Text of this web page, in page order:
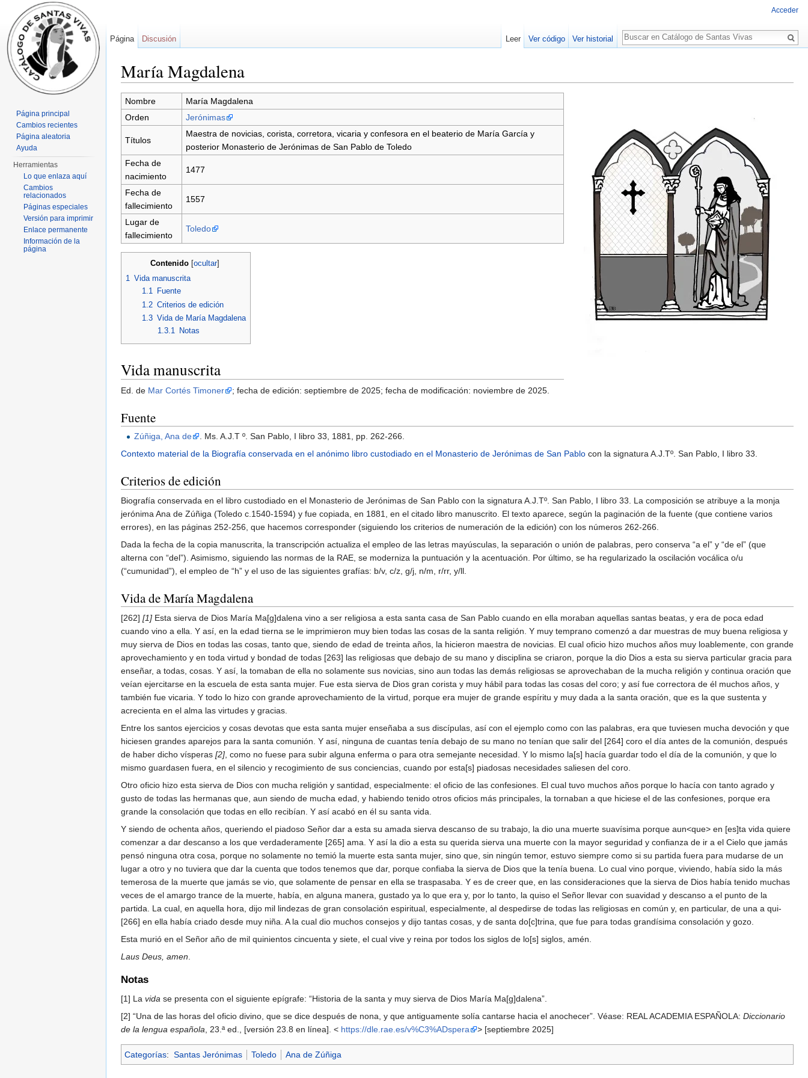
María Magdalena
Nombre
María Magdalena
Orden
Jerónimas
Títulos
Maestra de novicias, corista, corretora, vicaria y confesora en el beaterio de María García y
posterior Monasterio de Jerónimas de San Pablo de Toledo
Fecha de
nacimiento
1477
Fecha de
fallecimiento
1557
Lugar de
fallecimiento
Toledo
Contenido[ ocultar]
1 Vida manuscrita
1.1
Fuente
1.2 Criterios de edición
1.3 Vida de María Magdalena
1.3.1 Notas
Vida manuscrita
Ed. de Mar Cortés Timoner ; fecha de edición: septiembre de 2025; fecha de modificación: noviembre de 2025.
Fuente
Zúñiga, Ana de
. Ms. A.J.T º. San Pablo, I libro 33, 1881, pp. 262-266.
Contexto material de la Biografía conservada en el anónimo libro custodiado en el Monasterio de Jerónimas de San Pablo con la signatura A.J.Tº. San Pablo, I libro 33.
Criterios de edición
Biografía conservada en el libro custodiado en el Monasterio de Jerónimas de San Pablo con la signatura A.J.Tº. San Pablo, I libro 33. La composición se atribuye a la monja
jerónima Ana de Zúñiga (Toledo c.1540-1594) y fue copiada, en 1881, en el citado libro manuscrito. El texto aparece, según la paginación de la fuente (que contiene varios
errores), en las páginas 252-256, que hacemos corresponder (siguiendo los criterios de numeración de la edición) con los números 262-266.
Dada la fecha de la copia manuscrita, la transcripción actualiza el empleo de las letras mayúsculas, la separación o unión de palabras, pero conserva “a el” y “de el” (que
alterna con “del”). Asimismo, siguiendo las normas de la RAE, se moderniza la puntuación y la acentuación. Por último, se ha regularizado la oscilación vocálica o/u
(“cumunidad”), el empleo de “h” y el uso de las siguientes grafías: b/v, c/z, g/j, n/m, r/rr, y/ll.
Vida de María Magdalena
[262] [1] Esta sierva de Dios María Ma[g]dalena vino a ser religiosa a esta santa casa de San Pablo cuando en ella moraban aquellas santas beatas, y era de poca edad
cuando vino a ella. Y así, en la edad tierna se le imprimieron muy bien todas las cosas de la santa religión. Y muy temprano comenzó a dar muestras de muy buena religiosa y
muy sierva de Dios en todas las cosas, tanto que, siendo de edad de treinta años, la hicieron maestra de novicias. El cual oficio hizo muchos años muy loablemente, con grande
aprovechamiento y en toda virtud y bondad de todas [263] las religiosas que debajo de su mano y disciplina se criaron, porque la dio Dios a esta su sierva particular gracia para
enseñar, a todas, cosas. Y así, la tomaban de ella no solamente sus novicias, sino aun todas las demás religiosas se aprovechaban de la mucha religión y continua oración que
veían ejercitarse en la escuela de esta santa mujer. Fue esta sierva de Dios gran corista y muy hábil para todas las cosas del coro; y así fue correctora de él muchos años, y
también fue vicaria. Y todo lo hizo con grande aprovechamiento de la virtud, porque era mujer de grande espíritu y muy dada a la santa oración, que es la que sustenta y
acrecienta en el alma las virtudes y gracias.
Entre los santos ejercicios y cosas devotas que esta santa mujer enseñaba a sus discípulas, así con el ejemplo como con las palabras, era que tuviesen mucha devoción y que
hiciesen grandes aparejos para la santa comunión. Y así, ninguna de cuantas tenía debajo de su mano no tenían que salir del [264] coro el día antes de la comunión, después
de haber dicho vísperas [2] , como no fuese para subir alguna enferma o para otra semejante necesidad. Y lo mismo la[s] hacía guardar todo el día de la comunión, y que lo
mismo guardasen fuera, en el silencio y recogimiento de sus conciencias, cuando por esta[s] piadosas necesidades saliesen del coro.
Otro oficio hizo esta sierva de Dios con mucha religión y santidad, especialmente: el oficio de las confesiones. El cual tuvo muchos años porque lo hacía con tanto agrado y
gusto de todas las hermanas que, aun siendo de mucha edad, y habiendo tenido otros oficios más principales, la tornaban a que hiciese el de las confesiones, porque era
grande la consolación que todas en ello recibían. Y así acabó en él su santa vida.
Y siendo de ochenta años, queriendo el piadoso Señor dar a esta su amada sierva descanso de su trabajo, la dio una muerte suavísima porque aun<que> en [es]ta vida quiere
comenzar a dar descanso a los que verdaderamente [265] ama. Y así la dio a esta su querida sierva una muerte con la mayor seguridad y confianza de ir a el Cielo que jamás
pensó ninguna otra cosa, porque no solamente no temió la muerte esta santa mujer, sino que, sin ningún temor, estuvo siempre como si su partida fuera para mudarse de un
lugar a otro y no tuviera que dar la cuenta que todos tenemos que dar, porque confiaba la sierva de Dios que la tenía buena. Lo cual vino porque, viviendo, había sido la más
temerosa de la muerte que jamás se vio, que solamente de pensar en ella se traspasaba. Y es de creer que, en las consideraciones que la sierva de Dios había tenido muchas
veces de el amargo trance de la muerte, había, en alguna manera, gustado ya lo que era y, por lo tanto, la quiso el Señor llevar con suavidad y descanso a el punto de la
partida. La cual, en aquella hora, dijo mil lindezas de gran consolación espiritual, especialmente, al despedirse de todas las religiosas en común y, en particular, de una a qui-
[266] en ella había criado desde muy niña. A la cual dio muchos consejos y dijo tantas cosas, y de santa do[c]trina, que fue para todas grandísima consolación y gozo.
Esta murió en el Señor año de mil quinientos cincuenta y siete, el cual vive y reina por todos los siglos de lo[s] siglos, amén.
Laus Deus, amen
Notas
[1] La vida se presenta con el siguiente epígrafe: “Historia de la santa y muy sierva de Dios María Ma[g]dalena”.
[2] “Una de las horas del oficio divino, que se dice después de nona, y que antiguamente solía cantarse hacia el anochecer”. Véase: REAL ACADEMIA ESPAÑOLA: Diccionario
de la lengua española, 23.ª ed., [versión 23.8 en línea]. < https://dle.rae.es/v%C3%ADspera > [septiembre 2025]
Categorías: Santas Jerónimas Toledo Ana de Zúñiga
Acceder
Página Discusión Leer Ver código Ver historial
Buscar
Página principal
Cambios recientes
Página aleatoria
Ayuda
Herramientas
Lo que enlaza aquí
Cambios
relacionados
Páginas especiales
Versión para imprimir
Enlace permanente
Información de la
página